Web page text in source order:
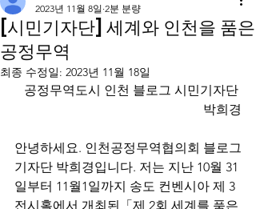
[시민기자단] 세계와 인천을 품은
공정무역
2023년 11월 8일 2분 분량
최종 수정일: 2023년 11월 18일
공정무역도시 인천 블로그 시민기자단
박희경
안녕하세요. 인천공정무역협의회 블로그
기자단 박희경입니다. 저는 지난 10월 31
일부터 11월1일까지 송도 컨벤시아 제 3
전시홀에서 개최된「제 2회 세계를 품은